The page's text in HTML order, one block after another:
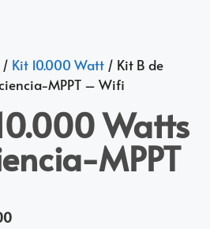
/ Kit 10.000 Watt / Kit B de
MPPT – Wifi
Watts
MPPT